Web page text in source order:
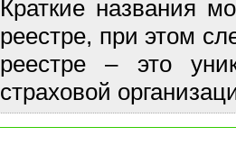
Краткие названия
реестре, при этом
реестре – это
страховой